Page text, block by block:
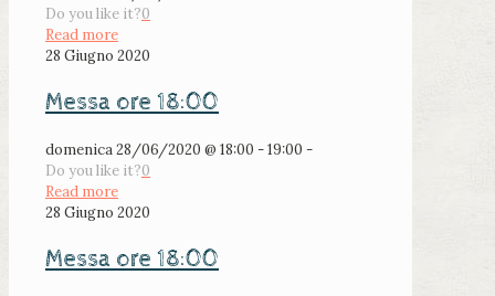
Do you like it?0
Read more
28 Giugno 2020
Messa ore 18:00
domenica 28/06/2020 @ 18:00 - 19:00 -
Do you like it?0
Read more
28 Giugno 2020
Messa ore 18:00